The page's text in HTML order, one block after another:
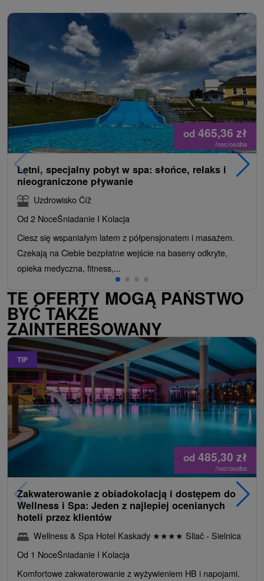
od 465,36 zł
/noc/osoba
Letni, specjalny pobyt w spa: słońce, relaks i
nieograniczone pływanie
Uzdrowisko Číž
Od 2 NoceŚniadanie I Kolacja
Ciesz się wspaniałym latem z półpensjonatem i masażem.
Czekają na Ciebie bezpłatne wejście na baseny odkryte,
opieka medyczna, fitness,...
TE OFERTY MOGĄ PAŃSTWO
BYĆ TAKŻE
ZAINTERESOWANY
TIP
od 485,30 zł
/noc/osoba
Zakwaterowanie z obiadokolacją i dostępem do
Wellness i Spa: Jeden z najlepiej ocenianych
hoteli przez klientów
Wellness & Spa Hotel Kaskady ★★★★ Sliač - Sielnica
Od 1 NoceŚniadanie I Kolacja
Komfortowe zakwaterowanie z wyżywieniem HB i napojami.